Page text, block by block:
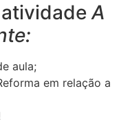
atividadeA
aula;
em relação a